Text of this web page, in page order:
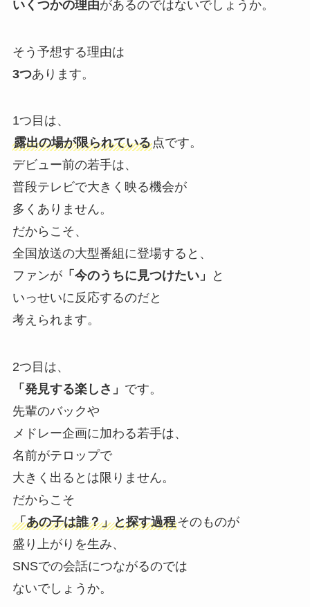
いくつかの理由があるのではないでしょうか。
そう予想する理由は
3つあります。
1つ目は、
露出の場が限られている点です。
デビュー前の若手は、
普段テレビで大きく映る機会が
多くありません。
だからこそ、
全国放送の大型番組に登場すると、
ファンが「今のうちに見つけたい」
と
いっせいに反応するのだと
考えられます。
2つ目は、
「発見する楽しさ」 です。
先輩のバックや
メドレー企画に加わる若手は、
名前がテロップで
大きく出るとは限りません。
だからこそ
「あの子は誰？」と探す過程そのものが
盛り上がりを生み、
SNSでの会話につながるのでは
ないでしょうか。